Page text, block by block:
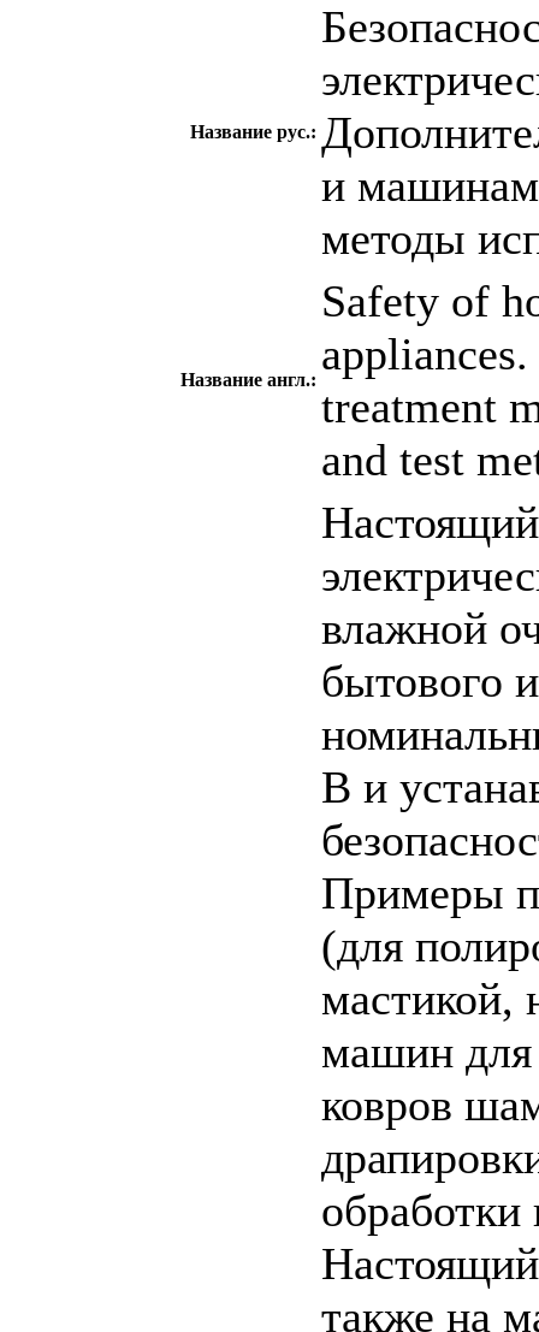
Название рус.:
и машинам
методы
Название англ.:
Safety of
treatment
and test
Настоящий
влажной
бытового
В и
Примеры
(для
мастикой,
машин для
ковров
обработки
Настоящий
также на